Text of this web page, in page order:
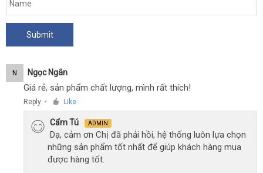
N Ngọc Ngân
Giá rẻ, sản phẩm chất lượng, mình rất thích!
Reply ● Like
Cẩm Tú ADMIN
Dạ, cảm ơn Chị đã phải hồi, hệ thống luôn lựa chọn
những sản phẩm tốt nhất để giúp khách hàng mua
được hàng tốt.